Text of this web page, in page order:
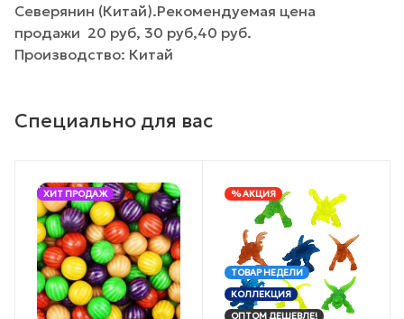
Северянин (Китай).Рекомендуемая цена
продажи 20 руб, 30 руб,40 руб.
Производство: Китай
Специально для вас
ХИТ ПРОДАЖ % АКЦИЯ
ТОВАР НЕДЕЛИ
КОЛЛЕКЦИЯ
ОПТОМ ДЕШЕВЛЕ!